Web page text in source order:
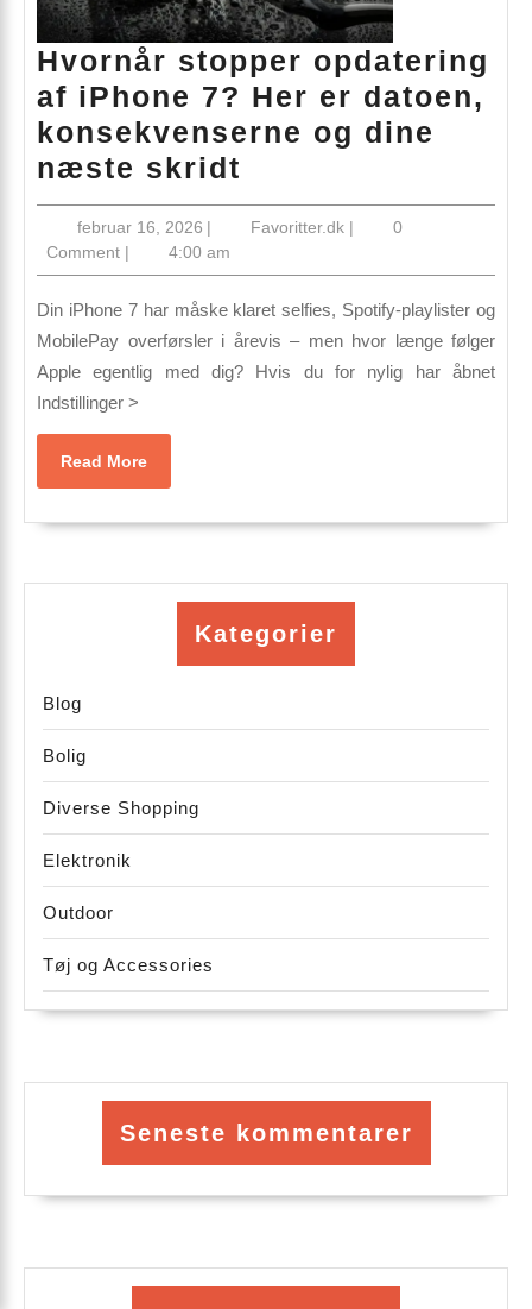
Hvornår stopper opdatering
af iPhone 7? Her er datoen,
konsekvenserne og dine
næste skridt
stopper
opdatering
af
iPhone
7?
Her
og
næste
skridt
februar 16, 2026februar
16,
2026
| Favoritter.dkFavoritter.dk
|
0
Comment | 4:00 am
Din iPhone 7 har måske klaret selfies, Spotify-playlister og
MobilePay overførsler i årevis – men hvor længe følger
Apple egentlig med dig? Hvis du for nylig har åbnet
Indstillinger >
Read MoreRead
More
Kategorier
Blog
Bolig
Diverse Shopping
Elektronik
Outdoor
Tøj og Accessories
Seneste kommentarer